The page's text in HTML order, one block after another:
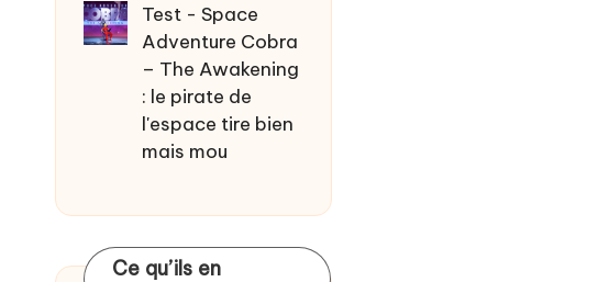
Test - Space
Adventure Cobra
– The Awakening
: le pirate de
l'espace tire bien
mais mou
Ce qu’ils en